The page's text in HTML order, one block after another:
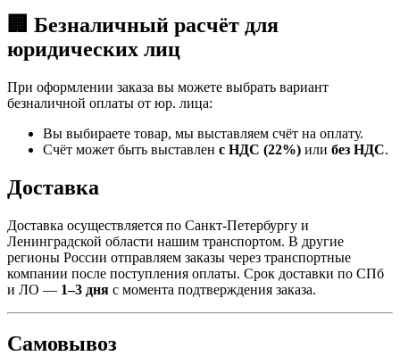
🏢 Безналичный расчёт для
юридических лиц
При оформлении заказа вы можете выбрать вариант
безналичной оплаты от юр. лица:
Вы выбираете товар, мы выставляем счёт на оплату.
Счёт может быть выставлен с НДС (22%) или без НДС.
Доставка
Доставка осуществляется по Санкт-Петербургу и
Ленинградской области нашим транспортом. В другие
регионы России отправляем заказы через транспортные
компании после поступления оплаты. Срок доставки по СПб
и ЛО — 1–3 дня с момента подтверждения заказа.
Самовывоз